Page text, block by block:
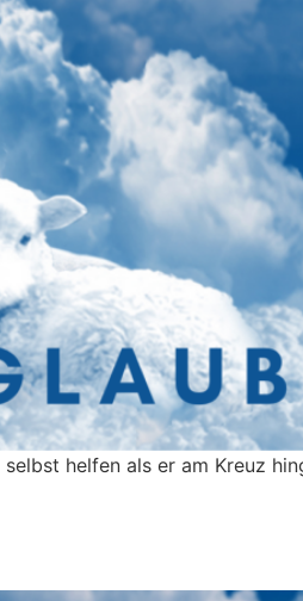
helfen als er am Kreuz